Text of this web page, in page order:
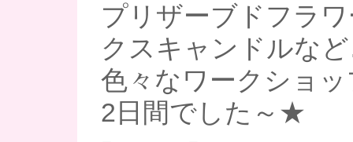
プリザーブドフラ
クスキャンドルな
色々なワークショ
2日間でした～★